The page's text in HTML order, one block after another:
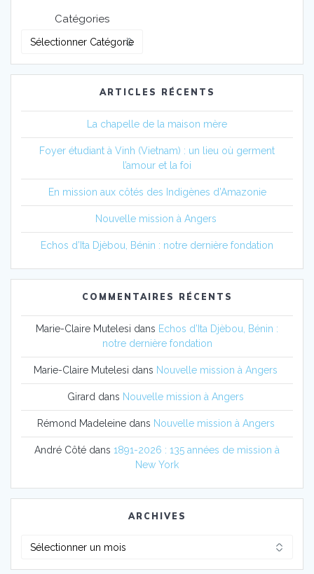
Catégories
ARTICLES RÉCENTS
La chapelle de la maison mère
Foyer étudiant à Vinh (Vietnam) : un lieu où germent
l’amour et la foi
En mission aux côtés des Indigènes d’Amazonie
Nouvelle mission à Angers
Echos d’Ita Djèbou, Bénin : notre dernière fondation
COMMENTAIRES RÉCENTS
Marie-Claire Mutelesi dans Echos d’Ita Djèbou, Bénin :
notre dernière fondation
Marie-Claire Mutelesi dans Nouvelle mission à Angers
Girard dans Nouvelle mission à Angers
Rémond Madeleinedans Nouvelle mission à Angers
André Côté dans 1891-2026 : 135 années de mission à
New York
ARCHIVES